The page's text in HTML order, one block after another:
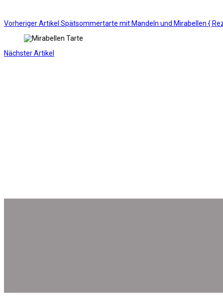
Vorheriger Artikel Spätsommertarte mit Mandeln und Mirabellen {
Nächster Artikel